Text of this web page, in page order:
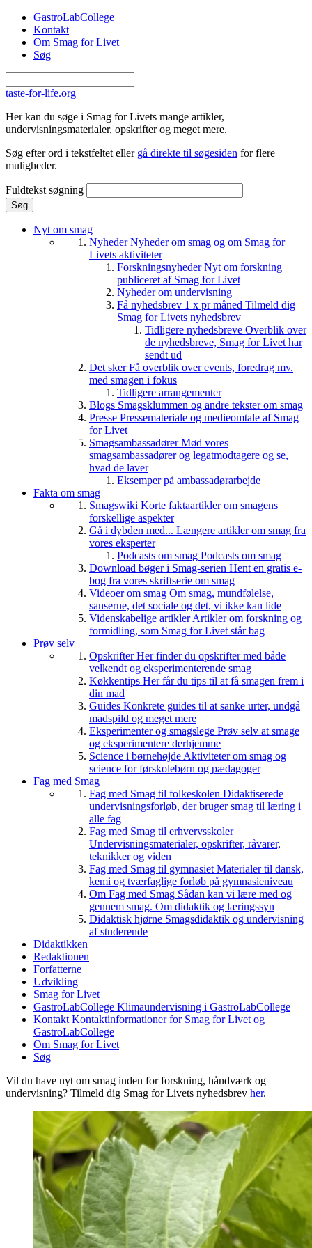
Gå til hovedindhold
GastroLabCollege
Kontakt
Om Smag for Livet
Søg
taste-for-life.org
Her kan du søge i Smag for Livets mange artikler,
undervisningsmaterialer, opskrifter og meget mere.
Søg efter ord i tekstfeltet eller gå direkte til søgesiden for flere
muligheder.
Fuldtekst søgning
Nyt om smag
NyhederNyheder om smag og om Smag for
Livets aktiviteter
ForskningsnyhederNyt om forskning
publiceret af Smag for Livet
Nyheder om undervisning
Få nyhedsbrev 1 x pr måned Tilmeld dig
Smag for Livets nyhedsbrev
Tidligere nyhedsbreve Overblik over
de nyhedsbreve, Smag for Livet har
sendt ud
Det skerFå overblik over events, foredrag mv.
med smagen i fokus
Tidligere arrangementer
Blogs Smagsklummen og andre tekster om smag
Presse Pressemateriale og medieomtale af Smag
for Livet
SmagsambassadørerMød vores
smagsambassadører og legatmodtagere og se,
hvad de laver
Eksemper på ambassadørarbejde
Fakta om smag
Smagswiki Korte faktaartikler om smagens
forskellige aspekter
Gå i dybden med... Længere artikler om smag fra
vores eksperter
Podcasts om smag Podcasts om smag
Download bøger i Smag-serien Hent en gratis e-
bog fra vores skriftserie om smag
Videoer om smag Om smag, mundfølelse,
sanserne, det sociale og det, vi ikke kan lide
Videnskabelige artiklerArtikler om forskning og
formidling, som Smag for Livet står bag
Prøv selv
OpskrifterHer finder du opskrifter med både
velkendt og eksperimenterende smag
Køkkentips Her får du tips til at få smagen frem i
din mad
Guides Konkrete guides til at sanke urter, undgå
madspild og meget mere
Eksperimenter og smagslege Prøv selv at smage
og eksperimentere derhjemme
Science i børnehøjde Aktiviteter om smag og
science for førskolebørn og pædagoger
Fag med Smag
Fag med Smag til folkeskolen Didaktiserede
undervisningsforløb, der bruger smag til læring i
alle fag
Fag med Smag til erhvervsskoler
Undervisningsmaterialer, opskrifter, råvarer,
teknikker og viden
Fag med Smag til gymnasiet Materialer til dansk,
kemi og tværfaglige forløb på gymnasieniveau
Om Fag med Smag Sådan kan vi lære med og
gennem smag. Om didaktik og læringssyn
Didaktisk hjørne Smagsdidaktik og undervisning
af studerende
Didaktikken
Redaktionen
Forfatterne
Udvikling
Smag for Livet
GastroLabCollege Klimaundervisning i GastroLabCollege
Kontakt Kontaktinformationer for Smag for Livet og
GastroLabCollege
Om Smag for Livet
Søg
Vil du have nyt om smag inden for forskning, håndværk og
undervisning? Tilmeld dig Smag for Livets nyhedsbrev her.